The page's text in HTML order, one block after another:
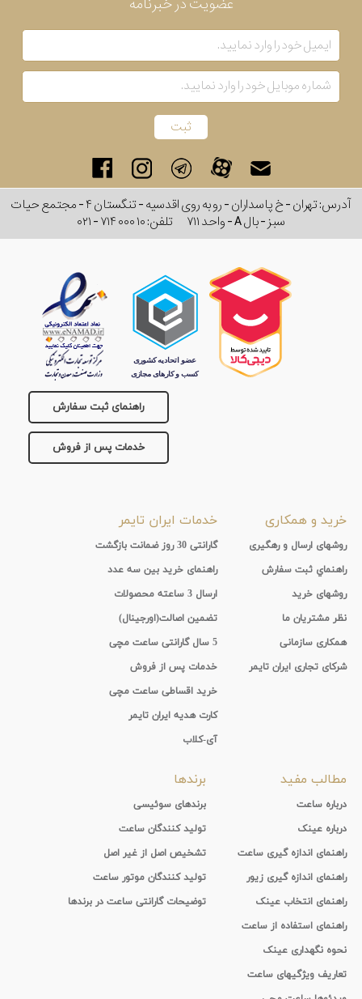
عضویت در خبرنامه
آدرس: تهران - خ پاسداران - رو به روی اقدسیه - تنگستان ۴ - مجتمع حیات
سبز - بال A - واحد ۷۱۱
تلفن:۰۲۱ - ۷۱۴ ۰۰۰ ۱۰
راهنمای ثبت سفارش
خدمات پس از فروش
خرید و همکاری
روشهای ارسال و رهگیری
راهنماي ثبت سفارش
روشهای خرید
نظر مشتریان ما
همکاری سازمانی
شرکای تجاری ایران تایمر
خدمات ایران تایمر
گارانتی 30 روز ضمانت بازگشت
راهنمای خرید بین سه عدد
ارسال 3 ساعته محصولات
تضمین اصالت(اورجینال)
5 سال گارانتی ساعت مچی
خدمات پس از فروش
خرید اقساطی ساعت مچی
کارت هدیه ایران تایمر
آی-کلاب
مطالب مفید
درباره ساعت
درباره عینک
راهنمای اندازه گیری ساعت
راهنمای اندازه گیری زیور
راهنمای انتخاب عینک
راهنمای استفاده از ساعت
نحوه نگهداری عینک
تعاریف ویژگیهای ساعت
برندها
برندهای سوئیسی
تولید کنندگان ساعت
تشخیص اصل از غیر اصل
تولید کنندگان موتور ساعت
توضیحات گارانتی ساعت در برندها